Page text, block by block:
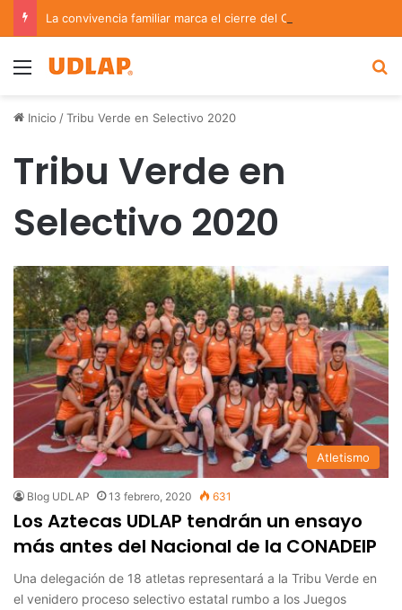
Menu
Inicio /Tribu Verde en Selectivo 2020
Tribu Verde en
Selectivo 2020
Atletismo
Blog UDLAP 13 febrero, 2020 631
Los Aztecas UDLAP tendrán un ensayo
más antes del Nacional de la CONADEIP
Una delegación de 18 atletas representará a la Tribu Verde en
el venidero proceso selectivo estatal rumbo a los Juegos